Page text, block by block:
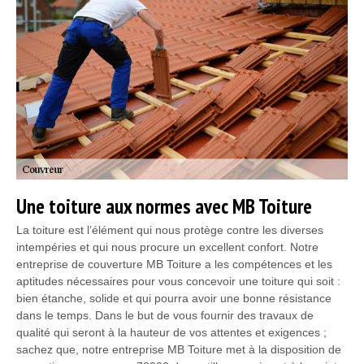
Une toiture aux normes avec MB Toiture
La toiture est l’élément qui nous protège contre les diverses
intempéries et qui nous procure un excellent confort. Notre
entreprise de couverture MB Toiture a les compétences et les
aptitudes nécessaires pour vous concevoir une toiture qui soit :
bien étanche, solide et qui pourra avoir une bonne résistance
dans le temps. Dans le but de vous fournir des travaux de
qualité qui seront à la hauteur de vos attentes et exigences ;
sachez que, notre entreprise MB Toiture met à la disposition de